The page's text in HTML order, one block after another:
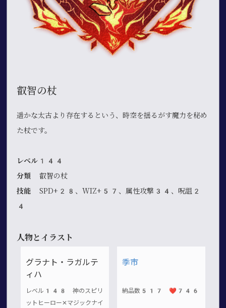
叡智の杖
遥かな太古より存在するという、時空を揺るがす魔力を秘め
た杖です。
レベル144
分類 叡智の杖
技能 SPD+28、WIZ+57、属性攻撃34、呪詛2
4
人物とイラスト
グラナト・ラガルテ
ィハ
レベル148 神のスピリ
ットヒーロー✕マジックナイ
季市
納品数517 ❤️746